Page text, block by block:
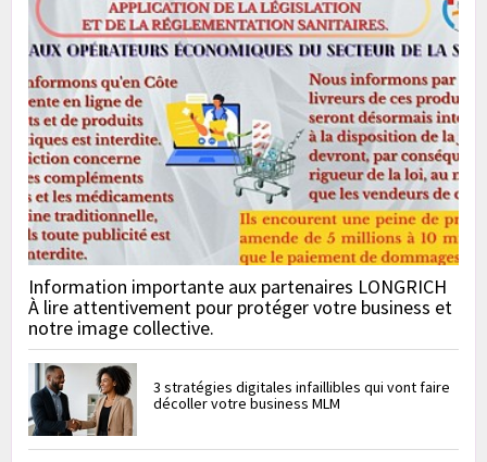
Information importante aux partenaires LONGRICH
À lire attentivement pour protéger votre business et
notre image collective.
3 stratégies digitales infaillibles qui vont faire
décoller votre business MLM